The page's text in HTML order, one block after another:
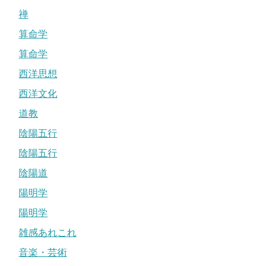
禅
算命学
算命学
西洋思想
西洋文化
道教
陰陽五行
陰陽五行
陰陽道
陽明学
陽明学
雑感あれこれ
音楽・芸術